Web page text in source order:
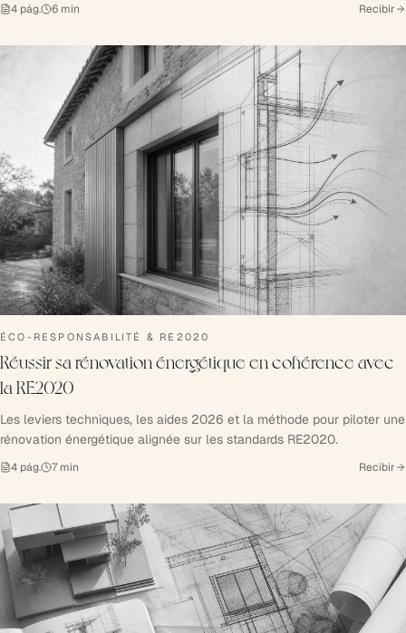
4 pág. 6 min Recibir
ÉCO-RESPONSABILITÉ & RE2020
Réussir sa rénovation énergétique en cohérence avec
la RE2020
Les leviers techniques, les aides 2026 et la méthode pour piloter une
rénovation énergétique alignée sur les standards RE2020.
4 pág. 7 min Recibir